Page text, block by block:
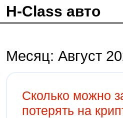
H-Class авто
Месяц: Август
Сколько можно
потерять на